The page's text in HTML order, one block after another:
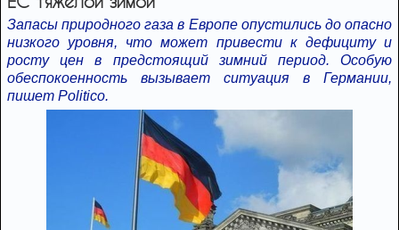
Запасы природного газа в Европе опустились до опасно
низкого уровня, что может привести к дефициту и
росту цен в предстоящий зимний период. Особую
обеспокоенность вызывает ситуация в Германии,
пишет Politico.